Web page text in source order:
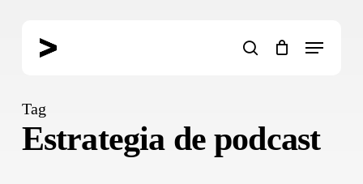
search
Menu
Tag
Estrategia de podcast